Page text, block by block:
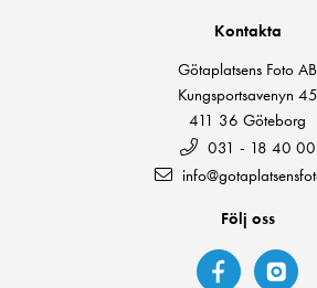
Kontakta
Götaplatsens Foto AB
Kungsportsavenyn 45
411 36 Göteborg
031 - 18 40 00
Följ oss